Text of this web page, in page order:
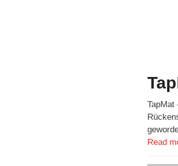
TapMat
Read